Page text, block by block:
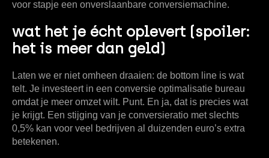
voor stapje een onverslaanbare conversiemachine.
wat het je écht oplevert (spoiler:
het is meer dan geld)
Laten we er niet omheen draaien: de bottom line is wat
telt. Je investeert in een conversie optimalisatie bureau
omdat je meer omzet wilt. Punt. En ja, dat is precies wat
je krijgt. Een stijging van je conversieratio met slechts
0,5% kan voor veel bedrijven al duizenden euro’s extra
betekenen.